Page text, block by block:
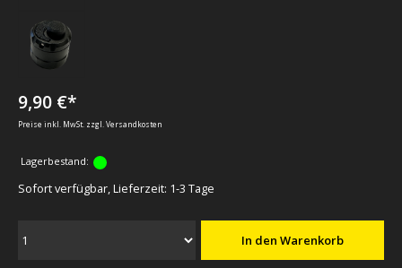
9,90 €*
Preise inkl. MwSt. zzgl. Versandkosten
Lagerbestand:
Sofort verfügbar, Lieferzeit: 1-3 Tage
In den Warenkorb